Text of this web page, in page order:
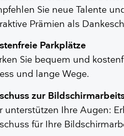
der Atemwege
Sie neue Talente
Prämien als
Parkplätze
Sie bequem und
und lange Wege.
zur
unterstützen Ihre Augen:
für Ihre